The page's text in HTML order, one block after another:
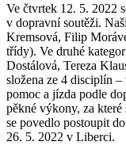
Ve čtvrtek 12. 5. 2022
v dopravní soutěži.
Kremsová, Filip
třídy). Ve druhé
Dostálová, Tereza
složena ze 4 disciplín
pomoc a jízda podle
pěkné výkony, za
se povedlo postoupit
26. 5. 2022 v Liberci.